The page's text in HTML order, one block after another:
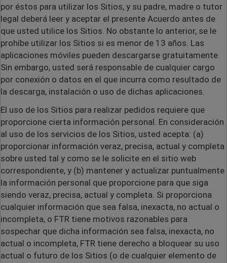
por éstos para utilizar los Sitios, y su padre, madre o tutor
legal deberá leer y aceptar el presente Acuerdo antes de
que usted utilice los Sitios. No obstante lo anterior, se le
prohíbe utilizar los Sitios si es menor de 13 años. Las
aplicaciones móviles pueden descargarse gratuitamente.
Sin embargo, usted será responsable de cualquier cargo
por conexión o datos en el que incurra como resultado de
la descarga, instalación o uso de dichas aplicaciones.
El uso de los Sitios para realizar pedidos requiere que
proporcione cierta información personal. En consideración
al uso de los servicios de los Sitios, usted acepta: (a)
proporcionar información veraz, precisa, actual y completa
sobre usted tal y como se le solicite en el sitio web
correspondiente, y (b) mantener y actualizar puntualmente
la información personal que proporcione para que siga
siendo veraz, precisa, actual y completa. Si proporciona
cualquier información que sea falsa, inexacta, no actual o
incompleta, o FTR tiene motivos razonables para
sospechar que dicha información sea falsa, inexacta, no
actual o incompleta, FTR tiene derecho a bloquear su uso
actual o futuro de los Sitios (o de cualquier elemento de